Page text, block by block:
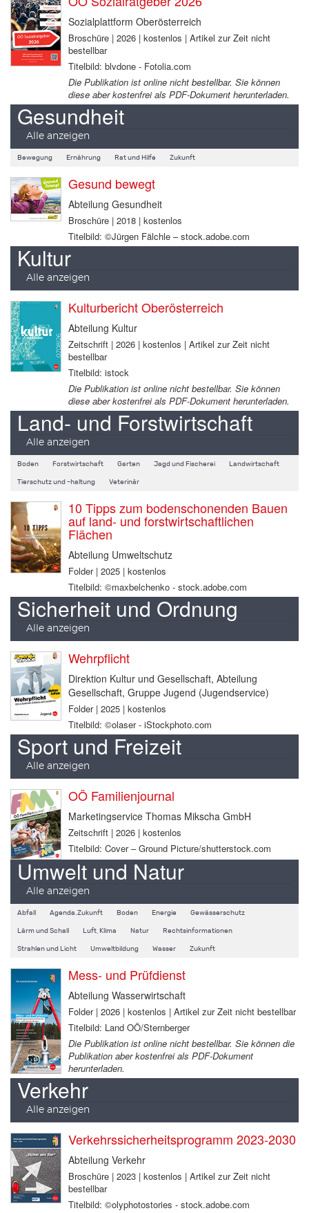
Sozialplattform Oberösterreich
Broschüre | 2026 | kostenlos | Artikel zur Zeit nicht
bestellbar
Titelbild: blvdone - Fotolia.com
Die Publikation ist online nicht bestellbar. Sie können
diese aber kostenfrei als PDF-Dokument herunterladen.
Gesundheit
Alle anzeigen
Bewegung Ernährung Rat und Hilfe Zukunft
Gesund bewegt
Abteilung Gesundheit
Broschüre | 2018 | kostenlos
Titelbild: ©Jürgen Fälchle – stock.adobe.com
Kultur
Alle anzeigen
Kulturbericht Oberösterreich
Abteilung Kultur
Zeitschrift | 2026 | kostenlos | Artikel zur Zeit nicht
bestellbar
Titelbild: istock
Die Publikation ist online nicht bestellbar. Sie können
diese aber kostenfrei als PDF-Dokument herunterladen.
Land- und Forstwirtschaft
Alle anzeigen
Boden Forstwirtschaft Garten Jagd und Fischerei Landwirtschaft
Tierschutz und -haltung Veterinär
10 Tipps zum bodenschonenden Bauen
auf land- und forstwirtschaftlichen
Flächen
Abteilung Umweltschutz
Folder | 2025 | kostenlos
Titelbild: ©maxbelchenko - stock.adobe.com
Sicherheit und Ordnung
Alle anzeigen
Wehrpflicht
Direktion Kultur und Gesellschaft, Abteilung
Gesellschaft, Gruppe Jugend (Jugendservice)
Folder | 2025 | kostenlos
Titelbild: ©olaser - iStockphoto.com
Sport und Freizeit
Alle anzeigen
OÖ Familienjournal
Marketingservice Thomas Mikscha GmbH
Zeitschrift | 2026 | kostenlos
Titelbild: Cover – Ground Picture/shutterstock.com
Umwelt und Natur
Alle anzeigen
Abfall Agenda.Zukunft Boden Energie Gewässerschutz
Lärm und Schall Luft, Klima Natur Rechtsinformationen
Strahlen und Licht Umweltbildung Wasser Zukunft
Mess- und Prüfdienst
Abteilung Wasserwirtschaft
Folder | 2026 | kostenlos | Artikel zur Zeit nicht bestellbar
Titelbild: Land OÖ/Sternberger
Die Publikation ist online nicht bestellbar. Sie können die
Publikation aber kostenfrei als PDF-Dokument
herunterladen.
Verkehr
Alle anzeigen
Verkehrssicherheitsprogramm 2023-2030
Abteilung Verkehr
Broschüre | 2023 | kostenlos | Artikel zur Zeit nicht
bestellbar
Titelbild: ©olyphotostories - stock.adobe.com